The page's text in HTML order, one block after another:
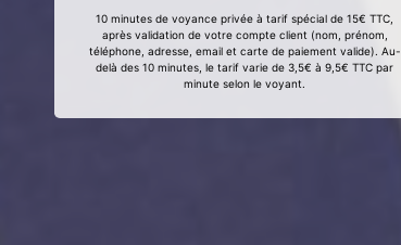
10 minutes de voyance privée à tarif spécial de 15€ TTC,
après validation de votre compte client (nom, prénom,
téléphone, adresse, email et carte de paiement valide). Au-
delà des 10 minutes, le tarif varie de 3,5€ à 9,5€ TTC par
minute selon le voyant.